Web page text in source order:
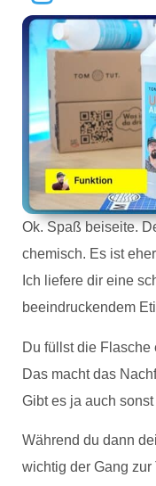
Ok. Spaß beiseite.
chemisch. Es ist
Ich liefere dir eine
beeindruckendem
Du füllst die Flasche
Das macht das
Gibt es ja auch
Während du dann
wichtig der Gang zur